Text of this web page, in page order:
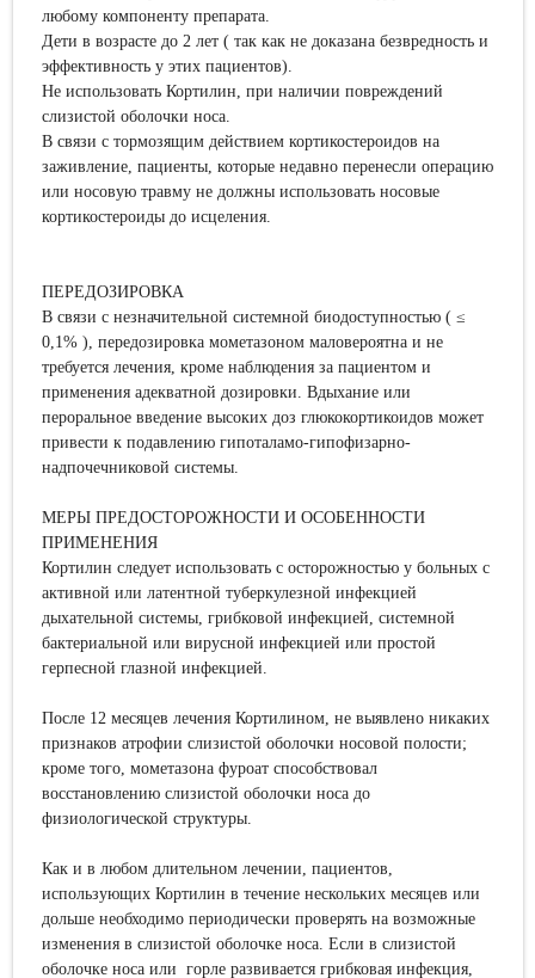
любому компоненту препарата.
Дети в возрасте до 2 лет ( так как не доказана безвредность и
эффективность у этих пациентов).
Не использовать Кортилин, при наличии повреждений
слизистой оболочки носа.
В связи с тормозящим действием кортикостероидов на
заживление, пациенты, которые недавно перенесли операцию
или носовую травму не должны использовать носовые
кортикостероиды до исцеления.
ПЕРЕДОЗИРОВКА
В связи с незначительной системной биодоступностью ( ≤
0,1% ), передозировка мометазоном маловероятна и не
требуется лечения, кроме наблюдения за пациентом и
применения адекватной дозировки. Вдыхание или
пероральное введение высоких доз глюкокортикоидов может
привести к подавлению гипоталамо-гипофизарно-
надпочечниковой системы.
МЕРЫ ПРЕДОСТОРОЖНОСТИ И ОСОБЕННОСТИ
ПРИМЕНЕНИЯ
Кортилин следует использовать с осторожностью у больных с
активной или латентной туберкулезной инфекцией
дыхательной системы, грибковой инфекцией, системной
бактериальной или вирусной инфекцией или простой
герпесной глазной инфекцией.
После 12 месяцев лечения Кортилином, не выявлено никаких
признаков атрофии слизистой оболочки носовой полости;
кроме того, мометазона фуроат способствовал
восстановлению слизистой оболочки носа до
физиологической структуры.
Как и в любом длительном лечении, пациентов,
использующих Кортилин в течение нескольких месяцев или
дольше необходимо периодически проверять на возможные
изменения в слизистой оболочке носа. Если в слизистой
оболочке носа или горле развивается грибковая инфекция,